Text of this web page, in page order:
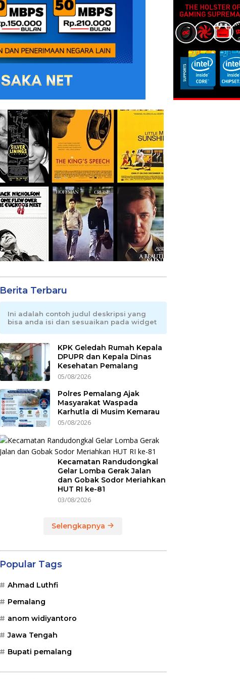
Berita Terbaru
Ini adalah contoh judul deskripsi yang
bisa anda isi dan sesuaikan pada widget
KPK Geledah Rumah Kepala
DPUPR dan Kepala Dinas
Kesehatan Pemalang
05/08/2026
Polres Pemalang Ajak
Masyarakat Waspada
Karhutla di Musim Kemarau
05/08/2026
Kecamatan Randudongkal
Gelar Lomba Gerak Jalan
dan Gobak Sodor Meriahkan
HUT RI ke-81
03/08/2026
Selengkapnya
Popular Tags
Ahmad Luthfi
Pemalang
anom widiyantoro
Jawa Tengah
Bupati pemalang